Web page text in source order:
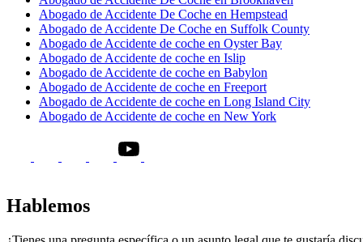
Abogado de Accidente De Coche en Hempstead
Abogado de Accidente De Coche en Suffolk County
Abogado de Accidente de coche en Oyster Bay
Abogado de Accidente de coche en Islip
Abogado de Accidente de coche en Babylon
Abogado de Accidente de coche en Freeport
Abogado de Accidente de coche en Long Island City
Abogado de Accidente de coche en New York
Hablemos